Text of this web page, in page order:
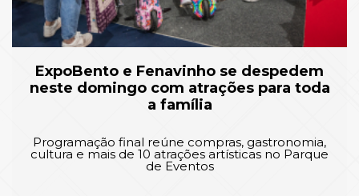
ExpoBento e Fenavinho se despedem
neste domingo com atrações para toda
a família
Programação final reúne compras, gastronomia,
cultura e mais de 10 atrações artísticas no Parque
de Eventos